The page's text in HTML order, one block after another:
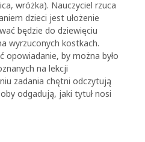
wróżka). Nauczyciel rzuca
dzieci jest ułożenie
będzie do dziewięciu
wyrzuconych kostkach.
opowiadanie, by można było
na lekcji
zadania chętni odczytują
odgadują, jaki tytuł nosi